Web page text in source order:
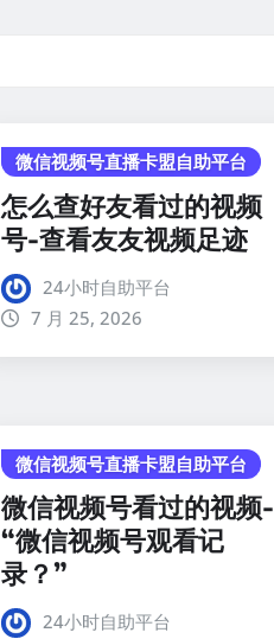
微信视频号直播卡盟自助平台
怎么查好友看过的视频
号-查看友友视频足迹
24小时自助平台
7 月 25, 2026
微信视频号直播卡盟自助平台
微信视频号看过的视频-
“微信视频号观看记
录？”
24小时自助平台